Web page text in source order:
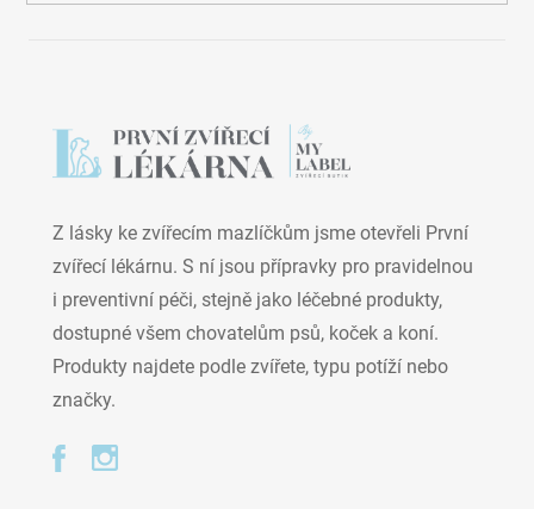
Z lásky ke zvířecím mazlíčkům jsme otevřeli První
zvířecí lékárnu. S ní jsou přípravky pro pravidelnou
i preventivní péči, stejně jako léčebné produkty,
dostupné všem chovatelům psů, koček a koní.
Produkty najdete podle zvířete, typu potíží nebo
značky.